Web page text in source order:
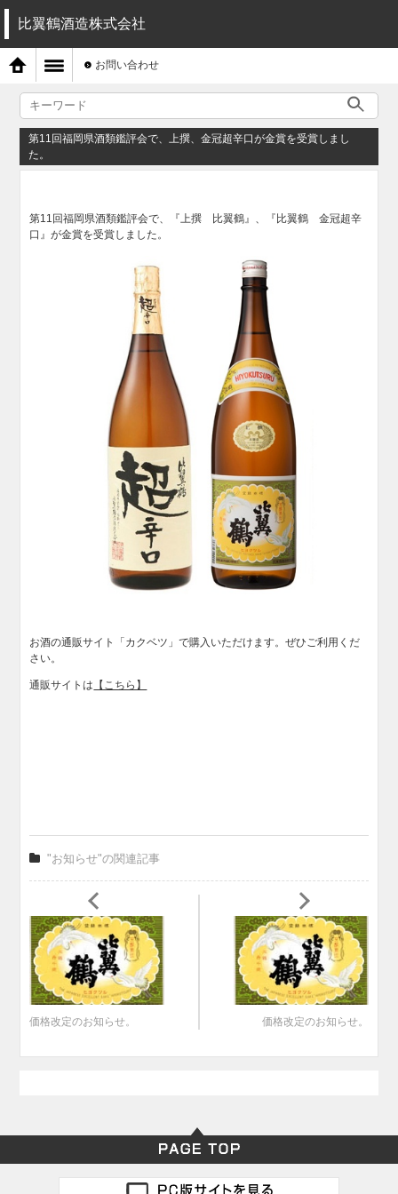
比翼鶴酒造株式会社
お問い合わせ
第11回福岡県酒類鑑評会で、上撰、金冠超辛口が金賞を受賞しまし
た。
第11回福岡県酒類鑑評会で、『上撰 比翼鶴』、『比翼鶴 金冠超辛
口』が金賞を受賞しました。
お酒の通販サイト「カクベツ」で購入いただけます。ぜひご利用くだ
さい。
通販サイトは 【こちら】
"お知らせ"の関連記事
価格改定のお知らせ。 価格改定のお知らせ。